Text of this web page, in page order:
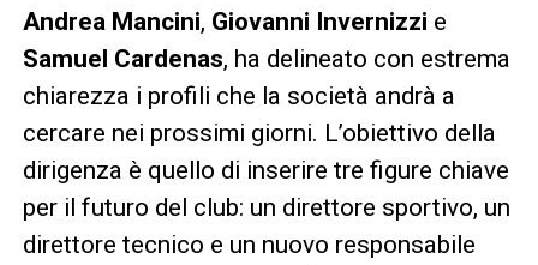
Andrea Mancini, Giovanni Invernizzi e
Samuel Cardenas, ha delineato con estrema
chiarezza i profili che la società andrà a
cercare nei prossimi giorni. L’obiettivo della
dirigenza è quello di inserire tre figure chiave
per il futuro del club: un direttore sportivo, un
direttore tecnico e un nuovo responsabile